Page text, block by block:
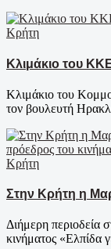
Κρήτη
Κλιμάκιο του
Κλιμάκιο του
τον βουλευτή
Κρήτη
Στην Κρήτη η
Διήμερη περιοδεία
κινήματος «Ελπίδα